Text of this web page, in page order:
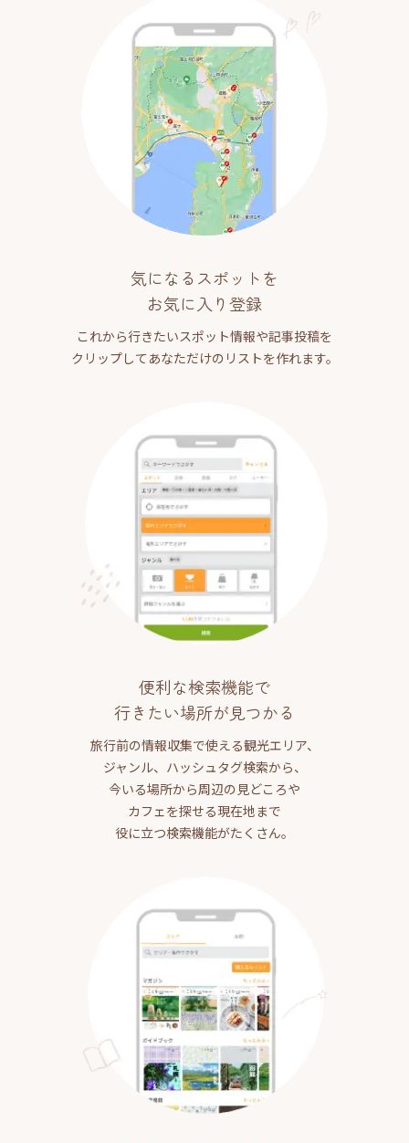
気になるスポットを
お気に入り登録
これから行きたいスポット情報や記事投稿を
クリップしてあなただけのリストを作れます。
便利な検索機能で
行きたい場所が見つかる
旅行前の情報収集で使える観光エリア、
ジャンル、ハッシュタグ検索から、
今いる場所から周辺の見どころや
カフェを探せる現在地まで
役に立つ検索機能がたくさん。